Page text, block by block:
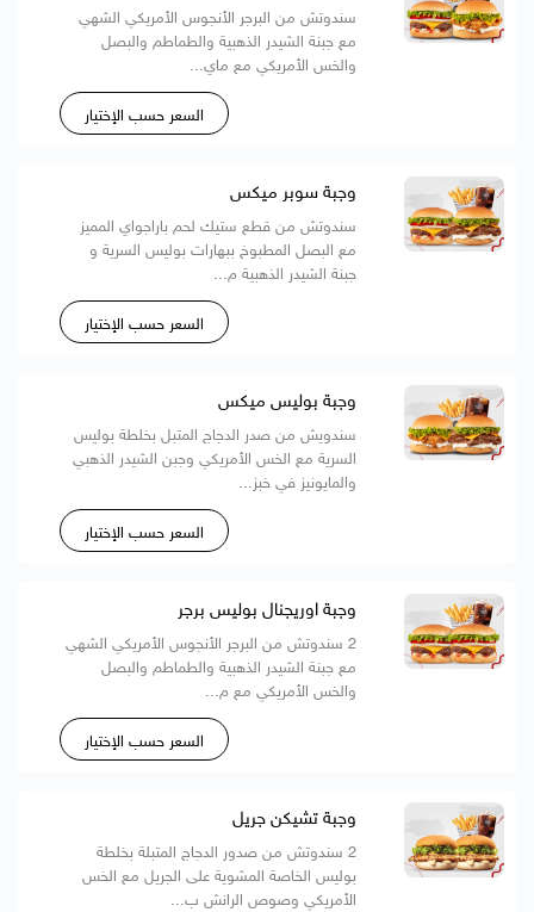
سندوتش من البرجر الأنجوس الأمريكي الشهي
مع جبنة الشيدر الذهبية والطماطم والبصل
والخس الأمريكي مع ماي...
السعر حسب الإختيار
وجبة سوبر ميكس
سندوتش من قطع ستيك لحم باراجواي المميز
مع البصل المطبوخ ببهارات بوليس السرية و
جبنة الشيدر الذهبية م...
السعر حسب الإختيار
وجبة بوليس ميكس
سندويش من صدر الدجاج المتبل بخلطة بوليس
السرية مع الخس الأمريكي وجبن الشيدر الذهبي
والمايونيز في خبز...
السعر حسب الإختيار
وجبة اوريجنال بوليس برجر
2 سندوتش من البرجر الأنجوس الأمريكي الشهي
مع جبنة الشيدر الذهبية والطماطم والبصل
والخس الأمريكي مع م...
السعر حسب الإختيار
وجبة تشيكن جريل
2 سندوتش من صدور الدجاج المتبلة بخلطة
بوليس الخاصة المشوية على الجريل مع الخس
الأمريكي وصوص الرانش ب...